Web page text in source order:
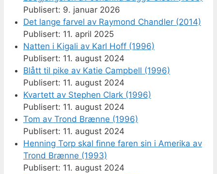
9. januar 2026
Det lange farvel av Raymond Chandler (2014)
11. april 2025
Natten i Kigali av Karl Hoff (1996)
11. august 2024
Blått til pike av Katie Campbell (1996)
11. august 2024
Kvartett av Stephen Clark (1996)
11. august 2024
Tom av Trond Brænne (1996)
11. august 2024
Henning Torp skal finne faren sin i Amerika av
Trond Brænne (1993)
11. august 2024